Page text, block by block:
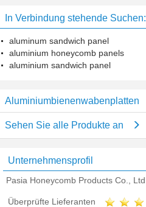
In Verbindung stehende Suchen:
aluminum sandwich panel
aluminium honeycomb panels
aluminium sandwich panel
Aluminiumbienenwabenplatten
Sehen Sie alle Produkte an
Unternehmensprofil
Pasia Honeycomb Products Co., Ltd
Überprüfte Lieferanten